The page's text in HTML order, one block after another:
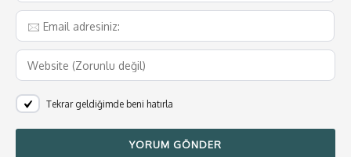
Tekrar geldiğimde beni hatırla